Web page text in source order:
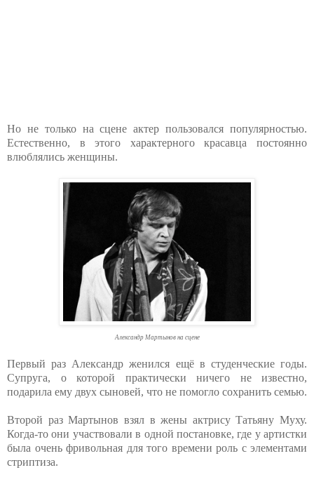
Но не только на сцене актер пользовался популярностью.
Естественно, в этого характерного красавца постоянно
влюблялись женщины.
Александр Мартынов на сцене
Первый раз Александр женился ещё в студенческие годы.
Супруга, о которой практически ничего не известно,
подарила ему двух сыновей, что не помогло сохранить семью.
Второй раз Мартынов взял в жены актрису Татьяну Муху.
Когда-то они участвовали в одной постановке, где у артистки
была очень фривольная для того времени роль с элементами
стриптиза.